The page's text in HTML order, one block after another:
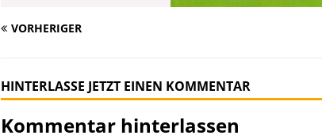
VORHERIGER
HINTERLASSE JETZT EINEN KOMMENTAR
Kommentar hinterlassen